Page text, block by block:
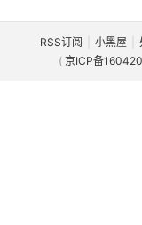
RSS订阅 小黑屋
( 京ICP备